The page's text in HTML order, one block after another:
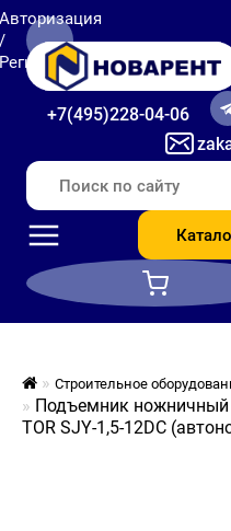
+7(495)228-04-06
Строительное
Подъемник ножничный
TOR SJY-1,5-12DC